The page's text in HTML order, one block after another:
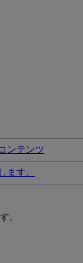
ンテンツ
ます。
。